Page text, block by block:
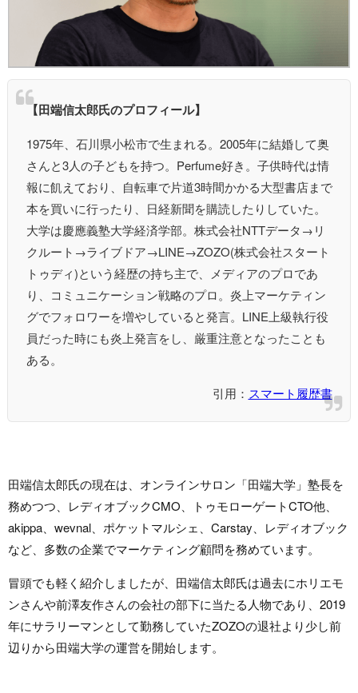
【田端信太郎氏のプロフィール】
1975年、石川県小松市で生まれる。2005年に結婚して奥
さんと3人の子どもを持つ。Perfume好き。子供時代は情
報に飢えており、自転車で片道3時間かかる大型書店まで
本を買いに行ったり、日経新聞を購読したりしていた。
大学は慶應義塾大学経済学部。株式会社NTTデータ→リ
クルート→ライブドア→LINE→ZOZO(株式会社スタート
トゥディ)という経歴の持ち主で、メディアのプロであ
り、コミュニケーション戦略のプロ。炎上マーケティン
グでフォロワーを増やしていると発言。LINE上級執行役
員だった時にも炎上発言をし、厳重注意となったことも
ある。
引用： スマート履歴書
田端信太郎氏の現在は、オンラインサロン「田端大学」塾長を
務めつつ、レディオブックCMO、トゥモローゲートCTO他、
akippa、wevnal、ポケットマルシェ、Carstay、レディオブック
など、多数の企業でマーケティング顧問を務めています。
冒頭でも軽く紹介しましたが、田端信太郎氏は過去にホリエモ
ンさんや前澤友作さんの会社の部下に当たる人物であり、2019
年にサラリーマンとして勤務していたZOZOの退社より少し前
辺りから田端大学の運営を開始します。